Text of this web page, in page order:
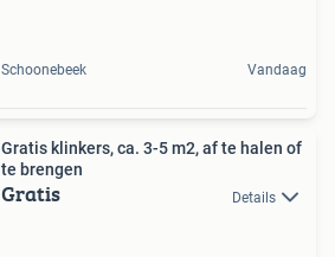
Schoonebeek Vandaag
Gratis klinkers, ca. 3-5 m2, af te halen of
te brengen
Gratis Details